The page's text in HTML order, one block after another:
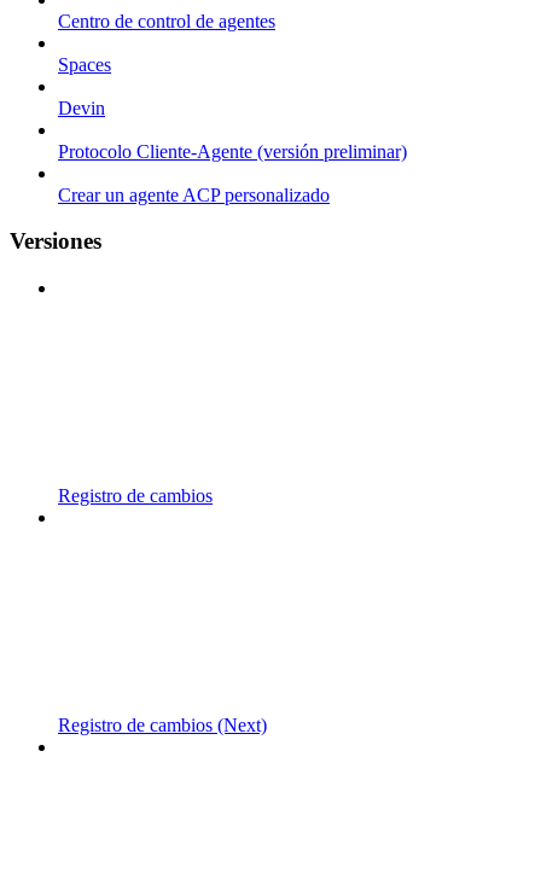
Centro de control de agentes
Spaces
Devin
Protocolo Cliente-Agente (versión preliminar)
Crear un agente ACP personalizado
Versiones
Registro de cambios
Registro de cambios (Next)